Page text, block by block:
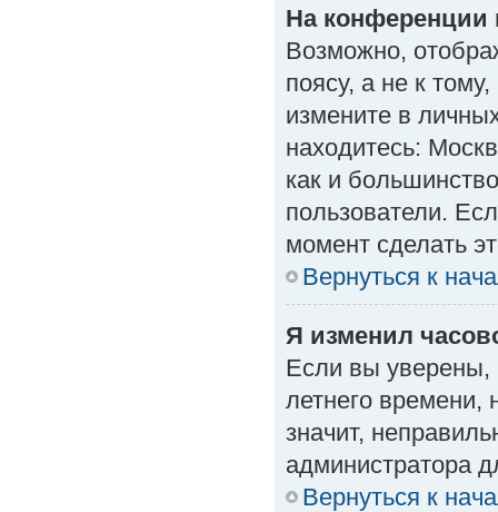
На конференции
Возможно,
поясу, а не к
измените в
находитесь:
как и
пользователи.
момент сделать
Вернуться к
Я изменил
Если вы уверены,
летнего времени,
значит,
администратора
Вернуться к